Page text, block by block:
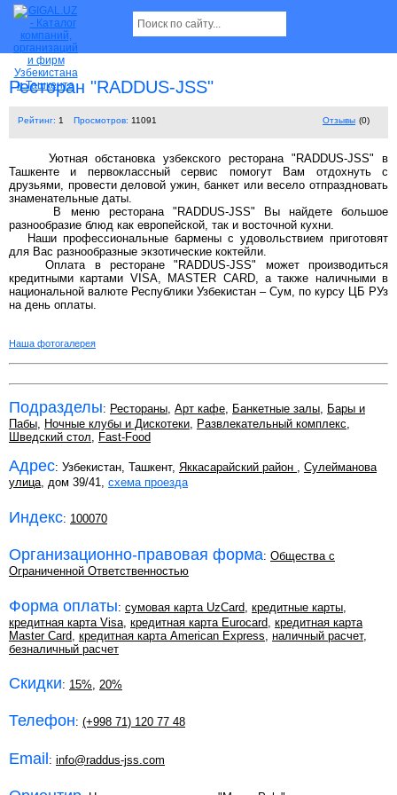
Ресторан "RADDUS-JSS"
Рейтинг: 1 Просмотров: 11091 Отзывы (0)
Уютная обстановка узбекского ресторана "RADDUS-JSS" в
Ташкенте и первоклассный сервис помогут Вам отдохнуть с
друзьями, провести деловой ужин, банкет или весело отпраздновать
знаменательные даты.
В меню ресторана "RADDUS-JSS" Вы найдете большое
разнообразие блюд как европейской, так и восточной кухни.
Наши профессиональные бармены с удовольствием приготовят
для Вас разнообразные экзотические коктейли.
Оплата в ресторане "RADDUS-JSS" может производиться
кредитными картами VISA, MASTER CARD, а также наличными в
национальной валюте Республики Узбекистан – Сум, по курсу ЦБ РУз
на день оплаты.
Наша фотогалерея
Подразделы: Рестораны, Арт кафе, Банкетные залы, Бары и
Пабы, Ночные клубы и Дискотеки, Развлекательный комплекс,
Шведский стол, Fast-Food
Адрес: Узбекистан, Ташкент, Яккасарайский район , Сулейманова
улица, дом 39/41, схема проезда
Индекс: 100070
Организационно-правовая форма: Общества с
Ограниченной Ответственностью
Форма оплаты: сумовая карта UzCard кредитные карты
кредитная карта Visa кредитная карта Eurocard кредитная карта
Master Card кредитная карта American Express наличный расчет,
безналичный расчет
Скидки: 15%, 20%
Телефон: (+998 71) 120 77 48
Email: info@raddus-jss.com